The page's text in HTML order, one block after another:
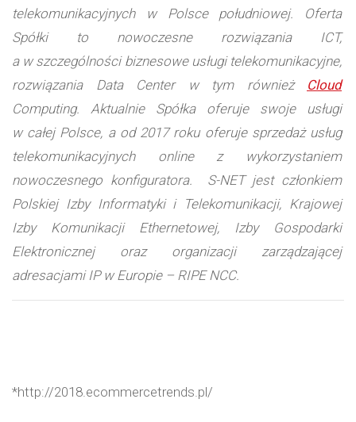
telekomunikacyjnych w Polsce południowej. Oferta
Spółki to nowoczesne rozwiązania ICT,
a w szczególności biznesowe usługi telekomunikacyjne,
rozwiązania Data Center w tym również Cloud
Computing. Aktualnie Spółka oferuje swoje usługi
w całej Polsce, a od 2017 roku oferuje sprzedaż usług
telekomunikacyjnych online z wykorzystaniem
nowoczesnego konfiguratora. S-NET jest członkiem
Polskiej Izby Informatyki i Telekomunikacji, Krajowej
Izby Komunikacji Ethernetowej, Izby Gospodarki
Elektronicznej oraz organizacji zarządzającej
adresacjami IP w Europie – RIPE NCC.
*http://2018.ecommercetrends.pl/